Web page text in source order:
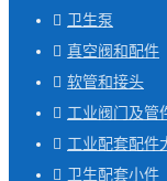
卫生泵
真空阀和配件
软管和接头
工业阀门及管
工业配套配件
卫生配套小件